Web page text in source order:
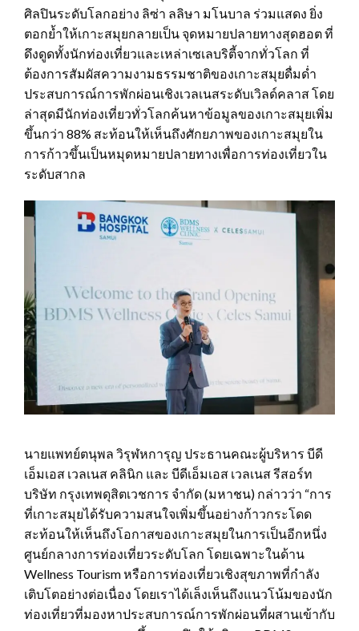
ศิลปินระดับโลกอย่าง ลิซ่า ลลิษา มโนบาล ร่วมแสดง ยิ่ง
ตอกย้ำให้เกาะสมุยกลายเป็น จุดหมายปลายทางสุดฮอต ที่
ดึงดูดทั้งนักท่องเที่ยวและเหล่าเซเลบริตี้จากทั่วโลก ที่
ต้องการสัมผัสความงามธรรมชาติของเกาะสมุยดื่มด่ำ
ประสบการณ์การพักผ่อนเชิงเวลเนสระดับเวิลด์คลาส โดย
ล่าสุดมีนักท่องเที่ยวทั่วโลกค้นหาข้อมูลของเกาะสมุยเพิ่ม
ขึ้นกว่า 88% สะท้อนให้เห็นถึงศักยภาพของเกาะสมุยใน
การก้าวขึ้นเป็นหมุดหมายปลายทางเพื่อการท่องเที่ยวใน
ระดับสากล
นายแพทย์ตนุพล วิรุฬหการุญ ประธานคณะผู้บริหาร บีดี
เอ็มเอส เวลเนส คลินิก และ บีดีเอ็มเอส เวลเนส รีสอร์ท
บริษัท กรุงเทพดุสิตเวชการ จำกัด (มหาชน) กล่าวว่า “การ
ที่เกาะสมุยได้รับความสนใจเพิ่มขึ้นอย่างก้าวกระโดด
สะท้อนให้เห็นถึงโอกาสของเกาะสมุยในการเป็นอีกหนึ่ง
ศูนย์กลางการท่องเที่ยวระดับโลก โดยเฉพาะในด้าน
Wellness Tourism หรือการท่องเที่ยวเชิงสุขภาพที่กำลัง
เติบโตอย่างต่อเนื่อง โดยเราได้เล็งเห็นถึงแนวโน้มของนัก
ท่องเที่ยวที่มองหาประสบการณ์การพักผ่อนที่ผสานเข้ากับ